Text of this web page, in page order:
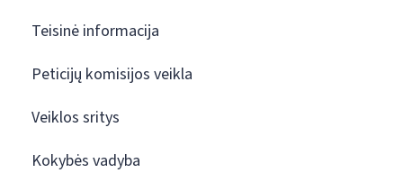
Teisinė informacija
Peticijų komisijos veikla
Veiklos sritys
Kokybės vadyba